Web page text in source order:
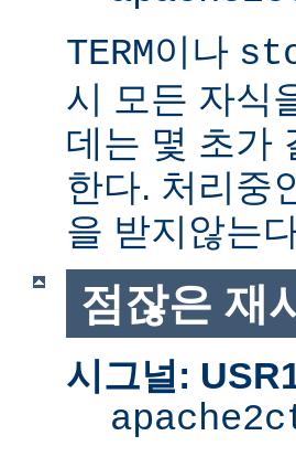
TERM이나
시 모든 자식
데는 몇 초가
한다. 처리중
을 받지않는
점잖은 재
시그널: